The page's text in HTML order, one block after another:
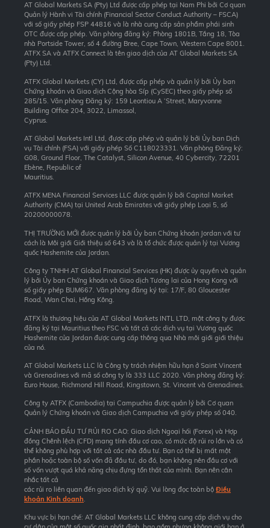
AT Global Markets SA (Pty) Ltd được cấp phép tại Nam Phi bởi Cơ quan
Quản lý Hành vi Tài chính (Financial Sector Conduct Authority – FSCA)
với số giấy phép FSP 44816 và là nhà cung cấp sản phẩm phái sinh
OTC được cấp phép. Văn phòng đăng ký: Phòng 1801B, Tầng 18, Tòa
nhà Portside Tower, số 4 đường Bree, Cape Town, Western Cape 8001.
ATFX SA và ATFX Connect là tên giao dịch của AT Global Markets SA
(Pty) Ltd.
ATFX Global Markets (CY) Ltd, được cấp phép và quản lý bởi Ủy ban
Chứng khoán và Giao dịch Cộng hòa Síp (CySEC) theo giấy phép số
285/15. Văn phòng Đăng ký: 159 Leontiou A ‘Street, Maryvonne
Building Office 204, 3022, Limassol,
Cyprus.
AT Global Markets Intl Ltd, được cấp phép và quản lý bởi Ủy ban Dịch
vụ Tài chính (FSA) với giấy phép Số C118023331. Văn phòng Đăng ký:
G08, Ground Floor, The Catalyst, Silicon Avenue, 40 Cybercity, 72201
Ebène, Republic of
Mauritius.
ATFX MENA Financial Services LLC được quản lý bởi Capital Market
Authority (CMA) tại United Arab Emirates với giấy phép Loại 5, số
20200000078.
THỊ TRƯỜNG MỚI được quản lý bởi Ủy ban Chứng khoán Jordan với tư
cách là Môi giới Giới thiệu số 643 và là tổ chức được quản lý tại Vương
quốc Hashemite của Jordan.
Công ty TNHH AT Global Financial Services (HK) được ủy quyền và quản
lý bởi Ủy ban Chứng khoán và Giao dịch Tương lai của Hong Kong với
số giấy phép BUM667. Văn phòng đăng ký tại: 17/F, 80 Gloucester
Road, Wan Chai, Hồng Kông.
ATFX là thương hiệu của AT Global Markets INTL LTD, một công ty được
đăng ký tại Mauritius theo FSC và tất cả các dịch vụ tại Vương quốc
Hashemite của Jordan được cung cấp thông qua Nhà môi giới giới thiệu
của nó.
AT Global Markets LLC là Công ty trách nhiệm hữu hạn ở Saint Vincent
và Grenadines với mã số công ty là 333 LLC 2020. Văn phòng đăng ký:
Euro House, Richmond Hill Road, Kingstown, St. Vincent và Grenadines.
Công ty ATFX (Cambodia) tại Campuchia được quản lý bởi Cơ quan
Quản lý Chứng khoán và Giao dịch Campuchia với giấy phép số 040.
CẢNH BÁO ĐẦU TƯ RỦI RO CAO: Giao dịch Ngoại hối (Forex) và Hợp
đồng Chênh lệch (CFD) mang tính đầu cơ cao, có mức độ rủi ro lớn và có
thể không phù hợp với tất cả các nhà đầu tư. Bạn có thể bị mất một
phần hoặc toàn bộ số vốn đã đầu tư, do đó, bạn không nên đầu cơ với
số vốn vượt quá khả năng chịu đựng tổn thất của mình. Bạn nên cân
nhắc tất cả
các rủi ro liên quan đến giao dịch ký quỹ. Vui lòng đọc toàn bộ Điều
khoản Kinh doanh
Khu vực bị hạn chế: AT Global Markets LLC không cung cấp dịch vụ cho